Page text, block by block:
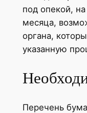
под опекой,
месяца,
органа,
указанную
Перечень